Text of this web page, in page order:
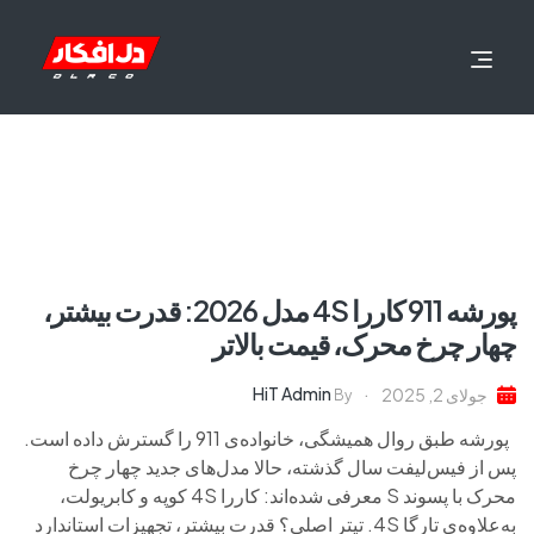
پورشه 911 کاررا 4S مدل 2026: قدرت بیشتر،
چهار چرخ محرک، قیمت بالاتر
جولای 2, 2025 By
HiT Admin
پورشه طبق روال همیشگی، خانواده‌ی 911 را گسترش داده است.
پس از فیس‌لیفت سال گذشته، حالا مدل‌های جدید چهار چرخ
محرک با پسوند S معرفی شده‌اند: کاررا 4S کوپه و کابریولت،
به‌علاوه‌ی تارگا 4S. تیتر اصلی؟ قدرت بیشتر، تجهیزات استاندارد